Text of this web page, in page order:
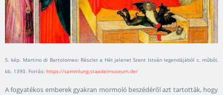
5. kép. Martino di Bartolomeo: Részlet a Hét jelenet Szent István legendájából c. műből,
kb. 1390. Forrás: https://sammlung.staedelmuseum.de/
A fogyatékos emberek gyakran mormoló beszédéről azt tartották, hogy